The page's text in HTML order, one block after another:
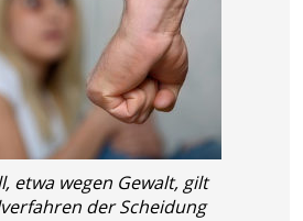
etwa wegen Gewalt, gilt
der Scheidung